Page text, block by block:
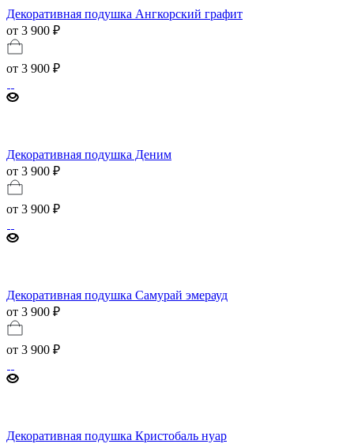
Декоративная подушка Ангкорский графит
от 3 900 ₽
от 3 900 ₽
Декоративная подушка Деним
от 3 900 ₽
от 3 900 ₽
Декоративная подушка Самурай эмерауд
от 3 900 ₽
от 3 900 ₽
Декоративная подушка Кристобаль нуар